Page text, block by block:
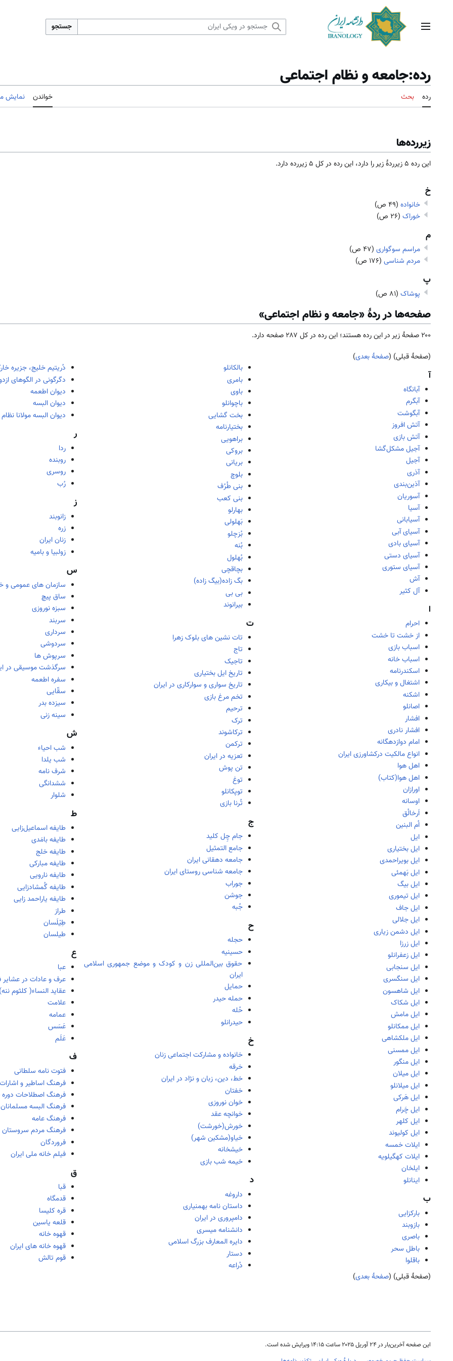
منوی اصلی جستجو
رده:جامعه و نظام اجتماعی
رده بحث خواندن نمایش
زیررده‌ها
این رده ۵ زیرردۀ زیر را دارد، این رده در کل ۵ زیررده دارد.
خ
خانواده (۴۹ ص)
خوراک (۲۶ ص)
م
مراسم سوگواری (۴۷ ص)
مردم شناسی (۱۷۶ ص)
پ
پوشاک (۸۱ ص)
صفحه‌ها در ردهٔ «جامعه و نظام اجتماعی»
۲۰۰ صفحۀ زیر در این رده هستند؛ این رده در کل ۲۸۷ صفحه دارد.
(صفحهٔ قبلی) (صفحهٔ بعدی)
آ
آبانگاه
آبگرم
آبگوشت
آتش افروز
آتش بازی
آجيل مشكل‌گشا
آجیل
آذری
آذین‌بندی
آسوریان
آسیا
آسیابانی
آسیای آبی
آسیای بادی
آسیای دستی
آسیای ستوری
آش
آل کثیر
ا
احرام
از خشت تا خشت
اسباب بازی
اسباب خانه
اسکندرنامه
اشتغال و بیکاری
اشکنه
اصانلو
افشار
افشار نادری
امام دوازدهگانه
انواع مالکیت درکشاورزی ایران
اهل هوا
اهل هوا(کتاب)
اورازان
اوسانه
اَرخالُق
اُم البنین
ایل
ایل بختیاری
ایل بویراحمدی
ایل بَهمئی
ایل بیگ
ایل تیموری
ایل جاف
ایل جلالی
ایل دشمن زیاری
ایل زرزا
ایل زعفرانلو
ایل سنجابی
ایل سنگسری
ایل شاهسون
ایل شکاک
ایل مامش
ایل ممکانلو
ایل ملکشاهی
ایل ممسنی
ایل منگور
ایل میلان
ایل میلانلو
ایل هَرکی
ایل چَرام
ایل کلهر
ایل کولیوند
ایلات خمسه
ایلات کهگیلویه
ایلخان
اینانلو
ب
بارکزایی
بازوبند
باصری
باطل سحر
باقلوا
بالکانلو
بامری
باوی
باچوانلو
بخت گشایی
بختیارنامه
براهویی
بروکی
بریانی
بلوچ
بنی طُرُف
بنی کعب
بهارلو
بَهلولی
بُزچلو
بُنه
بُهلول
بچاقچی
بگ زاده(بیگ زاده)
بی بی
بیرانوند
ت
تات نشین های بلوک زهرا
تاج
تاجیک
تاریخ ایل بختیاری
تاریخ سواری و سوارکاری در ایران
تخم مرغ بازی
ترحیم
ترک
ترکاشوند
ترکمن
تعزیه در ایران
تن پوش
توغ
توپکانلو
تُرنا بازی
ج
جام چِل کلید
جامع التمثیل
جامعه دهقانی ایران
جامعه شناسی روستای ایران
جوراب
جوشن
جُبه
ح
حجله
حسینیه
حقوق بین‌المللی زن و کودک و موضع جمهوری اسلامی
ایران
حمایل
حمله حیدر
حُله
حیدرانلو
خ
خانواده و مشارکت اجتماعی زنان
خرقه
خط، دین، زبان و نژاد در ایران
خفتان
خوان نوروزی
خوانچه عقد
خورش(خورشت)
خیاو(مشکین شهر)
خیشخانه
خیمه شب بازی
د
داروغه
داستان نامه بهمنیاری
دامپروری در ایران
دانشنامه میسری
دایره المعارف بزرگ اسلامی
دستار
دُراعه
دُریتیم خلیج، جزیره
دگرگونی در الگوهای
دیوان اطعمه
دیوان البسه
دیوان البسه مولانا
ر
ردا
روبنده
روسری
رُب
ز
زانوبند
زره
زنان ایران
زولبیا و بامیه
س
سازمان های عمومی و
ساق پیچ
سبزه نوروزی
سربند
سرداری
سردوشی
سرپوش ها
سرگذشت موسیقی در
سفره اطعمه
سقّایی
سیزده بدر
سینه زنی
ش
شب احیاء
شب یلدا
شرف نامه
ششدانگی
شلوار
ط
طایفه اسماعیل‌زايی
طایفه بامَدی
طایفه خلج
طایفه مبارکی
طایفه نارویی
طایفه گُمشادزایی
طایفه یاراحمد زایی
طراز
طِیْلَسان
طیلسان
ع
عبا
عرف و عادات در
عقاید النساء( کلثوم ننه)
علامت
عمامه
عَسَس
عَلَم
ف
فتوت نامه سلطانی
فرهنگ اساطیر و
فرهنگ اصطلاحات دوره
فرهنگ البسه مسلمانان
فرهنگ عامه
فرهنگ مردم سروستان
فروردگان
فیلم خانه ملی ایران
ق
قبا
قدمگاه
قره کلیسا
قلعه یاسین
قهوه خانه
قهوه خانه های ایران
قوم تالش
(صفحهٔ قبلی) (صفحهٔ بعدی)
این صفحه آخرین‌بار در ‏۲۴ آوریل ۲۰۲۵ ساعت ‏۱۴:۱۵ ویرایش شده است.